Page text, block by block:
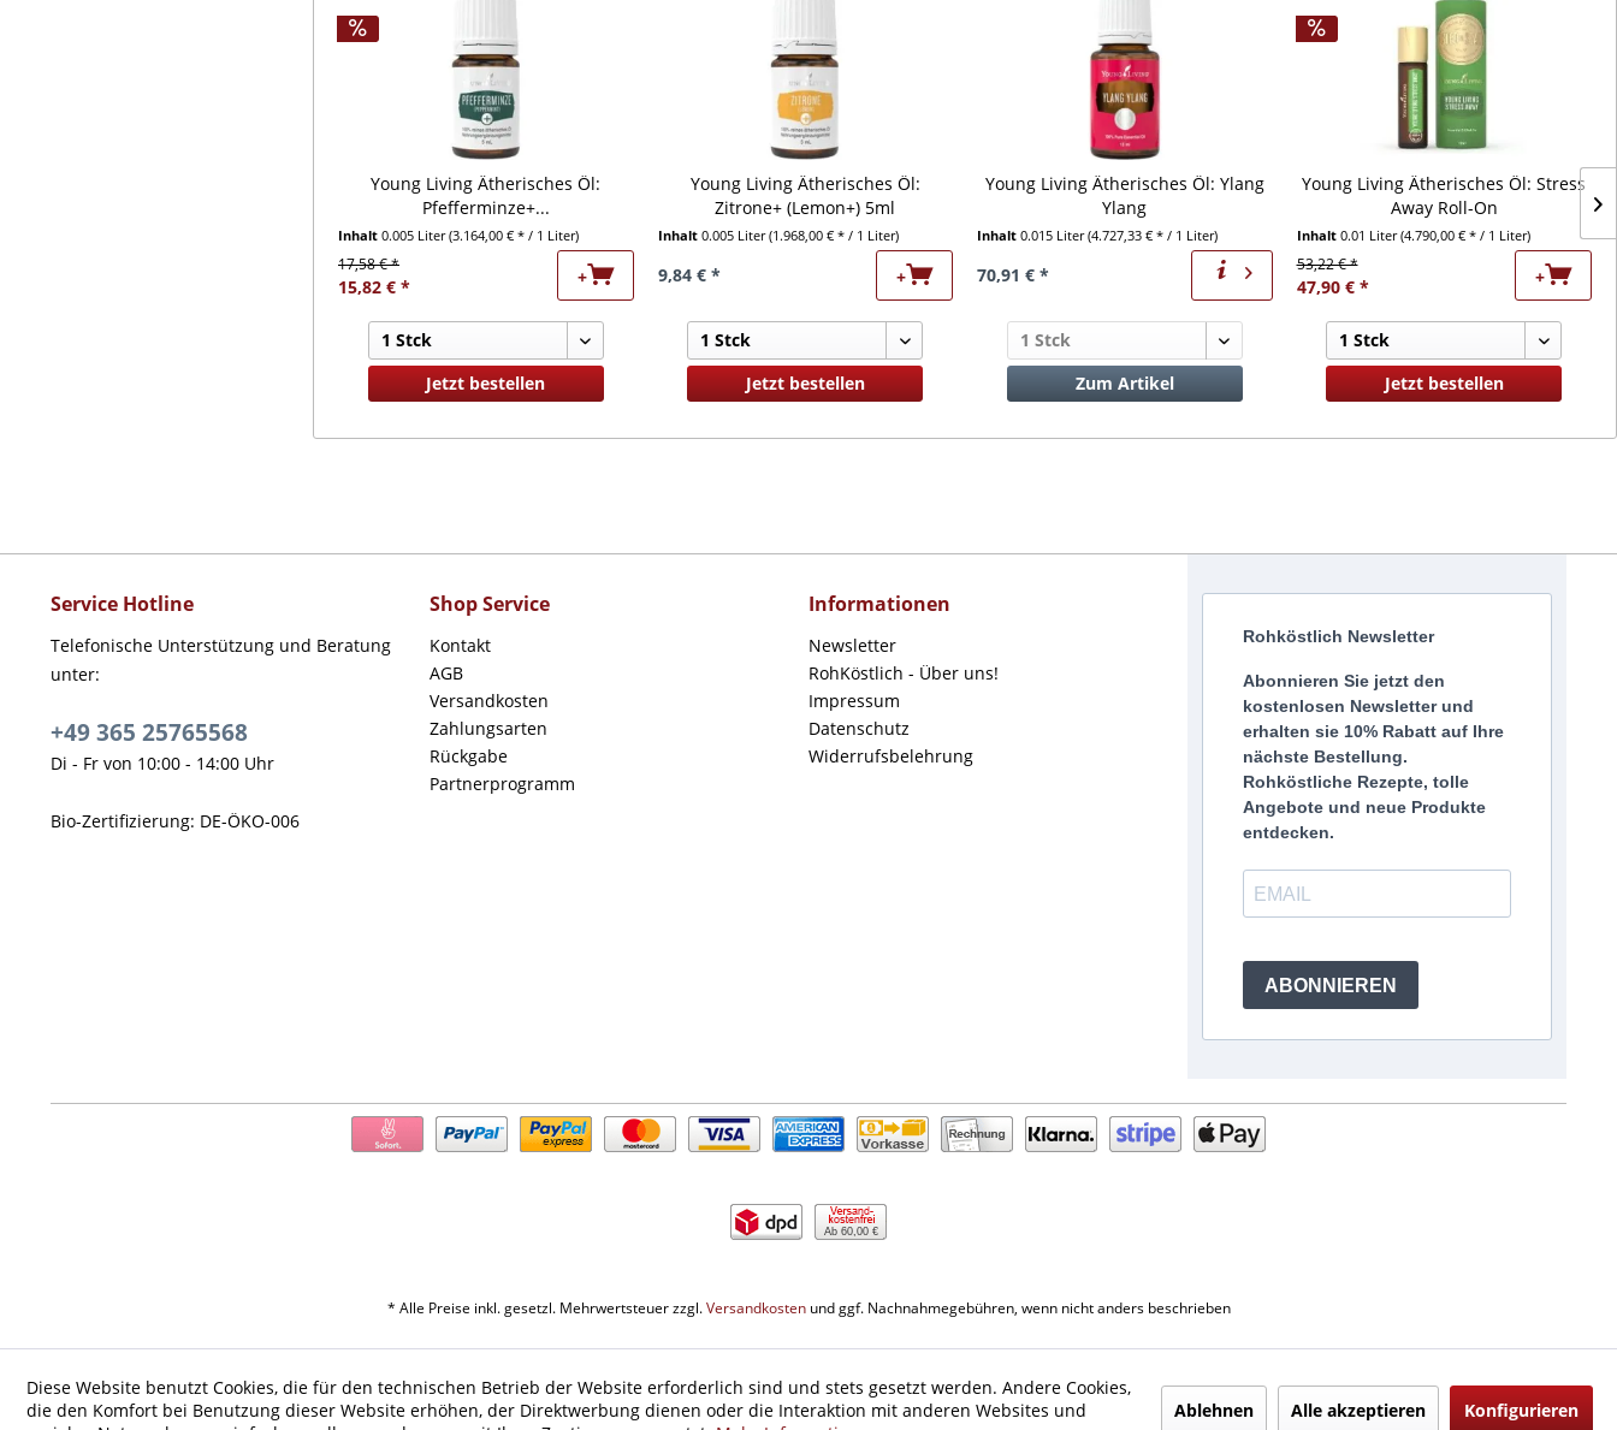
Young Living Ätherisches Öl:
Pfefferminze+...
Inhalt 0.005 Liter(3.164,00 € * / 1 Liter)
17,58 € *
15,82 € * +
Jetzt bestellen
Young Living Ätherisches Öl:
Zitrone+ (Lemon+) 5ml
Inhalt 0.005 Liter(1.968,00 € * / 1 Liter)
9,84 € * +
Jetzt bestellen
Young Living Ätherisches Öl: Ylang
Ylang
Inhalt 0.015 Liter(4.727,33 € * / 1 Liter)
70,91 € *
Zum Artikel
Young Living Ätherisches Öl: Stress
Away Roll-On
Inhalt 0.01 Liter(4.790,00 € * / 1 Liter)
53,22 € *
47,90 € * +
Jetzt bestellen
Service Hotline
Telefonische Unterstützung und Beratung
unter:
+49 365 25765568
Di - Fr von 10:00 - 14:00 Uhr
Bio-Zertifizierung: DE-ÖKO-006
Shop Service
Kontakt
AGB
Versandkosten
Zahlungsarten
Rückgabe
Partnerprogramm
Informationen
Newsletter
RohKöstlich - Über uns!
Impressum
Datenschutz
Widerrufsbelehrung
Rohköstlich Newsletter
Abonnieren Sie jetzt den
kostenlosen Newsletter und
erhalten sie 10% Rabatt auf Ihre
nächste Bestellung.
Rohköstliche Rezepte, tolle
Angebote und neue Produkte
entdecken.
ABONNIEREN
Ab 60,00 €
* Alle Preise inkl. gesetzl. Mehrwertsteuer zzgl.Versandkostenund ggf. Nachnahmegebühren, wenn nicht anders beschrieben
Diese Website benutzt Cookies, die für den technischen Betrieb der Website erforderlich sind und stets gesetzt werden. Andere Cookies,
die den Komfort bei Benutzung dieser Website erhöhen, der Direktwerbung dienen oder die Interaktion mit anderen Websites und
Ablehnen Alle akzeptieren Konfigurieren